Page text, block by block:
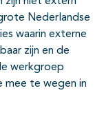
Nederlandse
waarin externe
zijn en de
werkgroep
mee te wegen in